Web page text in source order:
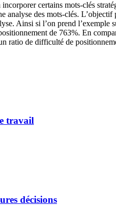
certains mots-clés
des mots-clés.
Ainsi si l’on prend l’exemple
de 763%. En
ratio de difficulté de
travail
décisions